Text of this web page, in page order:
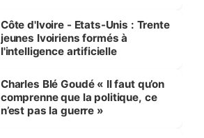
Côte d'Ivoire - Etats-Unis : Trente
jeunes Ivoiriens formés à
l'intelligence artificielle
Charles Blé Goudé « Il faut qu’on
comprenne que la politique, ce
n’est pas la guerre »